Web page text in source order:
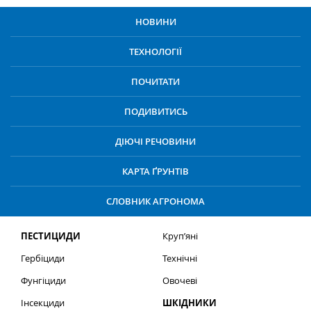
НОВИНИ
ТЕХНОЛОГІЇ
ПОЧИТАТИ
ПОДИВИТИСЬ
ДІЮЧІ РЕЧОВИНИ
КАРТА ҐРУНТІВ
СЛОВНИК АГРОНОМА
ПЕСТИЦИДИ
Гербіциди
Фунгіциди
Інсекциди
Круп’яні
Технічні
Овочеві
ШКІДНИКИ